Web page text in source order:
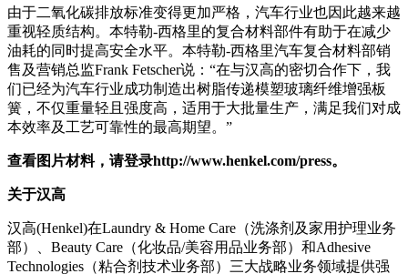
由于二氧化碳排放标准变得更加严格，汽车行业也因此越来越
重视轻质结构。本特勒-西格里的复合材料部件有助于在减少
油耗的同时提高安全水平。本特勒-西格里汽车复合材料部销
售及营销总监Frank Fetscher说：“在与汉高的密切合作下，我
们已经为汽车行业成功制造出树脂传递模塑玻璃纤维增强板
簧，不仅重量轻且强度高，适用于大批量生产，满足我们对成
本效率及工艺可靠性的最高期望。”
查看图片材料，请登录http://www.henkel.com/press。
关于汉高
汉高(Henkel)在Laundry & Home Care（洗涤剂及家用护理业务
部）、Beauty Care（化妆品/美容用品业务部）和Adhesive
Technologies（粘合剂技术业务部）三大战略业务领域提供强